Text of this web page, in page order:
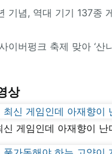
기념, 역대 기기 137종
이버펑크 축제 맞아 ‘산
상
게임인데 아재향이 난